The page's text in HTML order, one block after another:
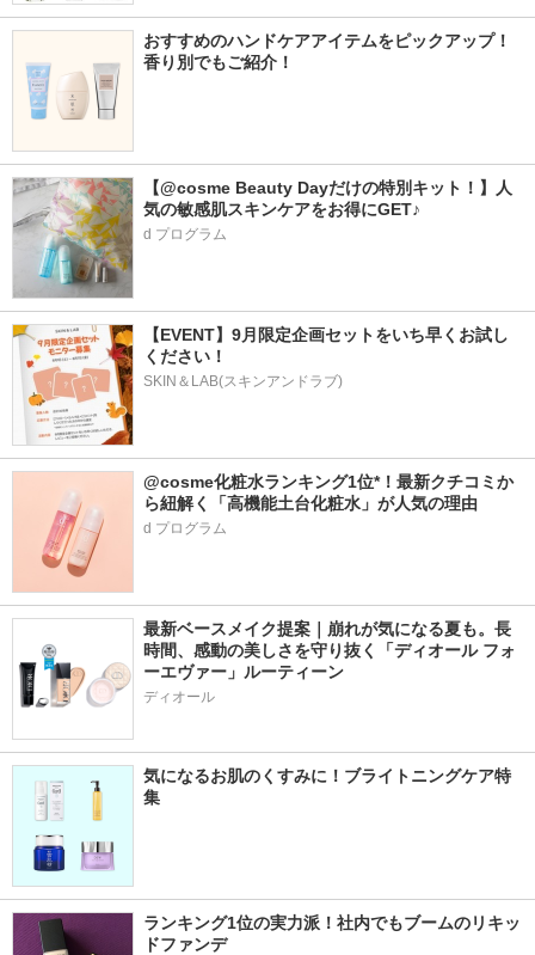
おすすめのハンドケアアイテムをピックアップ！
香り別でもご紹介！
【@cosme Beauty Dayだけの特別キット！】人
気の敏感肌スキンケアをお得にGET♪
d プログラム
【EVENT】9月限定企画セットをいち早くお試し
ください！
SKIN＆LAB(スキンアンドラブ)
@cosme化粧水ランキング1位*！最新クチコミか
ら紐解く「高機能土台化粧水」が人気の理由
d プログラム
最新ベースメイク提案｜崩れが気になる夏も。長
時間、感動の美しさを守り抜く「ディオール フォ
ーエヴァー」ルーティーン
ディオール
気になるお肌のくすみに！ブライトニングケア特
集
ランキング1位の実力派！社内でもブームのリキッ
ドファンデ